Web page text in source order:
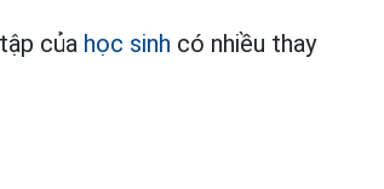
của học sinh có nhiều thay